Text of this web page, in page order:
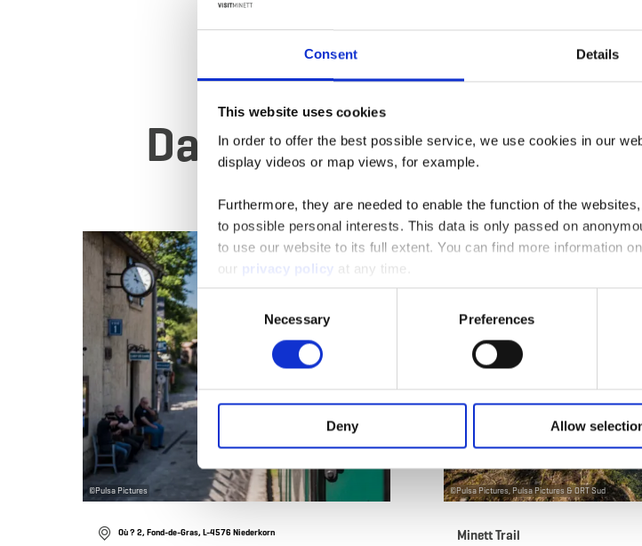
Consent Details
This website uses cookies
In order to offer the best possible service, we use cookies in our
display videos or map views, for example.
Furthermore, they are needed to enable the function of the
to possible personal interests. This data is only passed on
to use our website to its full extent. You can find more information
our privacy policy at any time.
Selection
Necessary Preferences
Deny Allow
Daytrip 2 - Minett Park
©Pulsa Pictures
Où ? 2, Fond-de-Gras, L-4576 Niederkorn
©Pulsa Pictures, Pulsa Pictures & ORT Sud
Minett Trail